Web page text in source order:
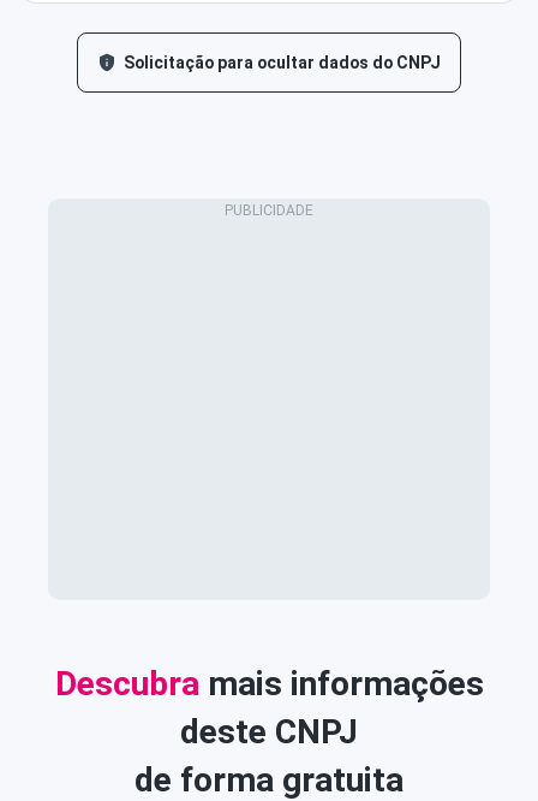
Solicitação para ocultar dados do CNPJ
Descubra mais informações
deste CNPJ
de forma gratuita